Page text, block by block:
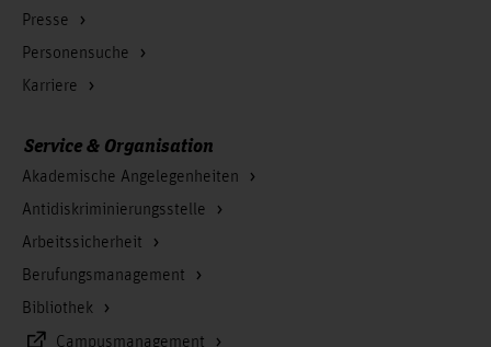
Presse
Personensuche
Karriere
Service & Organisation
Akademische Angelegenheiten
Antidiskriminierungsstelle
Arbeitssicherheit
Berufungsmanagement
Bibliothek
Campusmanagement